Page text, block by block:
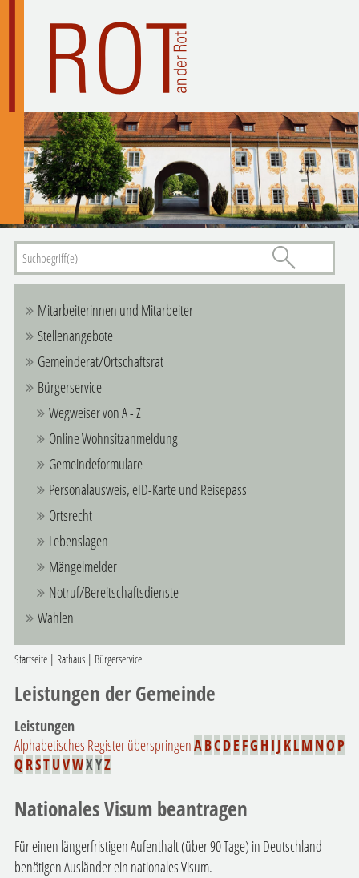
Mitarbeiterinnen und Mitarbeiter
Stellenangebote
Gemeinderat/Ortschaftsrat
Bürgerservice
Wegweiser von A - Z
Online Wohnsitzanmeldung
Gemeindeformulare
Personalausweis, eID-Karte und Reisepass
Ortsrecht
Lebenslagen
Mängelmelder
Notruf/Bereitschaftsdienste
Wahlen
Startseite| Rathaus| Bürgerservice
Leistungen der Gemeinde
Leistungen
Alphabetisches Register überspringenABCDE FG H I J KLM NO P
Q RSTUVWXYZ
Nationales Visum beantragen
Für einen längerfristigen Aufenthalt (über 90 Tage) in Deutschland
benötigen Ausländer ein nationales Visum.